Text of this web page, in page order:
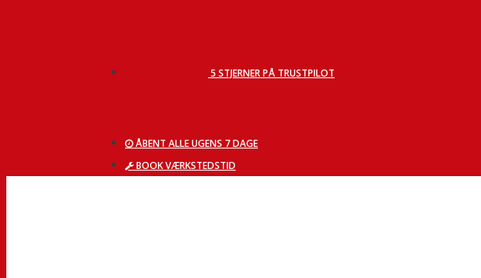
5 STJERNER PÅ TRUSTPILOT
ÅBENT ALLE UGENS 7 DAGE
BOOK VÆRKSTEDSTID